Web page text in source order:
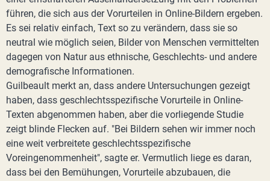
führen, die sich aus der Vorurteilen in Online-Bildern ergeben.
Es sei relativ einfach, Text so zu verändern, dass sie so
neutral wie möglich seien, Bilder von Menschen vermittelten
dagegen von Natur aus ethnische, Geschlechts- und andere
demografische Informationen.
Guilbeault merkt an, dass andere Untersuchungen gezeigt
haben, dass geschlechtsspezifische Vorurteile in Online-
Texten abgenommen haben, aber die vorliegende Studie
zeigt blinde Flecken auf. "Bei Bildern sehen wir immer noch
eine weit verbreitete geschlechtsspezifische
Voreingenommenheit", sagte er. Vermutlich liege es daran,
dass bei den Bemühungen, Vorurteile abzubauen, die